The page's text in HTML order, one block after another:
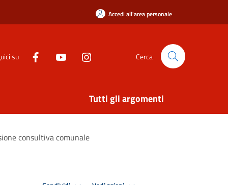
Accedi all'area personale
su Cerca
Tutti gli argomenti
consultiva comunale